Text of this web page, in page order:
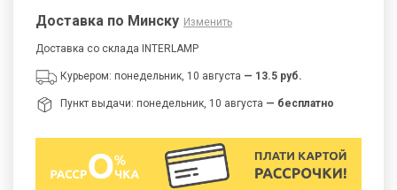
Доставка по Минску Изменить
Доставка со склада INTERLAMP
Курьером: понедельник, 10 августа — 13.5 руб.
Пункт выдачи: понедельник, 10 августа — бесплатно